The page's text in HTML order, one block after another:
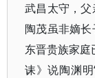
武昌太守，父
陶茂虽非嫡
东晋贵族家庭
诔》说陶渊